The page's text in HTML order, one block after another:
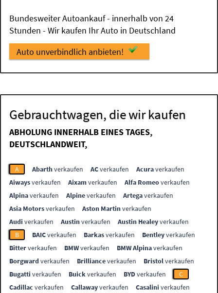
Bundesweiter Autoankauf - innerhalb von 24
Stunden - Wir kaufen Ihr Auto in Deutschland
Auto unverbindlich anbieten!
Gebrauchtwagen, die wir kaufen
ABHOLUNG INNERHALB EINES TAGES,
DEUTSCHLANDWEIT,
A Abarthverkaufen ACverkaufen Acuraverkaufen
Aiwaysverkaufen Aixamverkaufen Alfa Romeoverkaufen
Alpinaverkaufen Alpineverkaufen Artegaverkaufen
Asia Motorsverkaufen Aston Martinverkaufen
Audi verkaufen Austinverkaufen Austin Healeyverkaufen
B
BAICverkaufen Barkasverkaufen Bentleyverkaufen
Bitterverkaufen BMWverkaufen BMW Alpinaverkaufen
Borgwardverkaufen Brillianceverkaufen Bristolverkaufen
Bugatti verkaufen Buickverkaufen BYDverkaufen
C
Cadillac verkaufen Callawayverkaufen Casalini verkaufen